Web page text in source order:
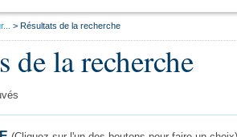
Résultats de la recherche
de la recherche